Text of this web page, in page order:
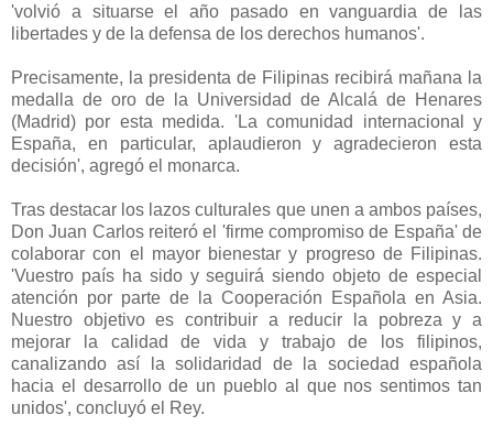
'volvió a situarse el año pasado en vanguardia de las
libertades y de la defensa de los derechos humanos'.
Precisamente, la presidenta de Filipinas recibirá mañana la
medalla de oro de la Universidad de Alcalá de Henares
(Madrid) por esta medida. 'La comunidad internacional y
España, en particular, aplaudieron y agradecieron esta
decisión', agregó el monarca.
Tras destacar los lazos culturales que unen a ambos países,
Don Juan Carlos reiteró el 'firme compromiso de España' de
colaborar con el mayor bienestar y progreso de Filipinas.
'Vuestro país ha sido y seguirá siendo objeto de especial
atención por parte de la Cooperación Española en Asia.
Nuestro objetivo es contribuir a reducir la pobreza y a
mejorar la calidad de vida y trabajo de los filipinos,
canalizando así la solidaridad de la sociedad española
hacia el desarrollo de un pueblo al que nos sentimos tan
unidos', concluyó el Rey.